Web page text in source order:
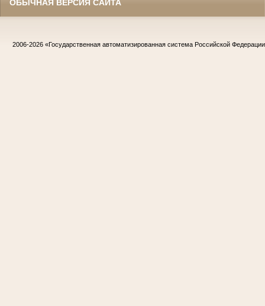
ОБЫЧНАЯ ВЕРСИЯ САЙТА
2006-2026 «Государственная автоматизированная система Российской